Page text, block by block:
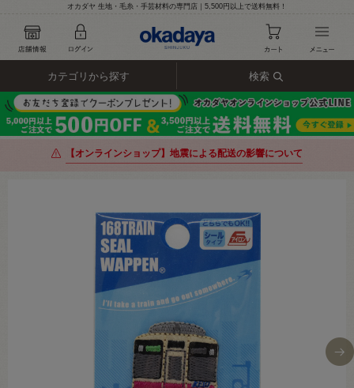
オカダヤ 生地・毛糸・手芸材料の専門店｜5,500円以上で送料無料！
カテゴリから探す 検索
【オンラインショップ】地震による配送の影響について